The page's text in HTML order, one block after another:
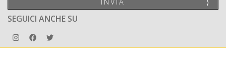
INVIA ⟩
SEGUICI ANCHE SU